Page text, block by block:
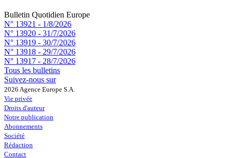
Bulletin Quotidien Europe
N° 13921 - 1/8/2026
N° 13920 - 31/7/2026
N° 13919 - 30/7/2026
N° 13918 - 29/7/2026
N° 13917 - 28/7/2026
Tous les bulletins
Suivez-nous sur
2026 Agence Europe S.A.
Vie privée
Droits d'auteur
Notre publication
Abonnements
Société
Rédaction
Contact